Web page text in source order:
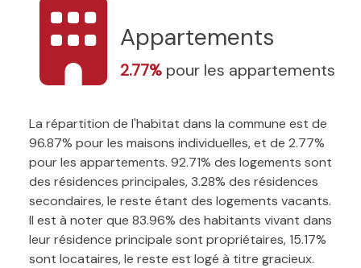
Appartements
2.77% pour les appartements
La répartition de l'habitat dans la commune est de
96.87% pour les maisons individuelles, et de 2.77%
pour les appartements. 92.71% des logements sont
des résidences principales, 3.28% des résidences
secondaires, le reste étant des logements vacants.
Il est à noter que 83.96% des habitants vivant dans
leur résidence principale sont propriétaires, 15.17%
sont locataires, le reste est logé à titre gracieux.